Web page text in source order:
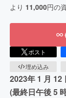
より 11,000円の
ポスト
埋め込み
2023年 1 月 12
(最終日午後 5